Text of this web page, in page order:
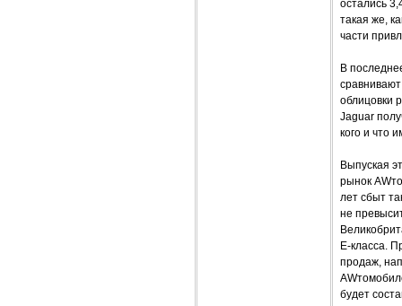
остались
такая же,
части
В
облицовки
Jaguar
кого и что
Выпуская
рынок
лет сбыт
не
E-класса.
продаж,
будет